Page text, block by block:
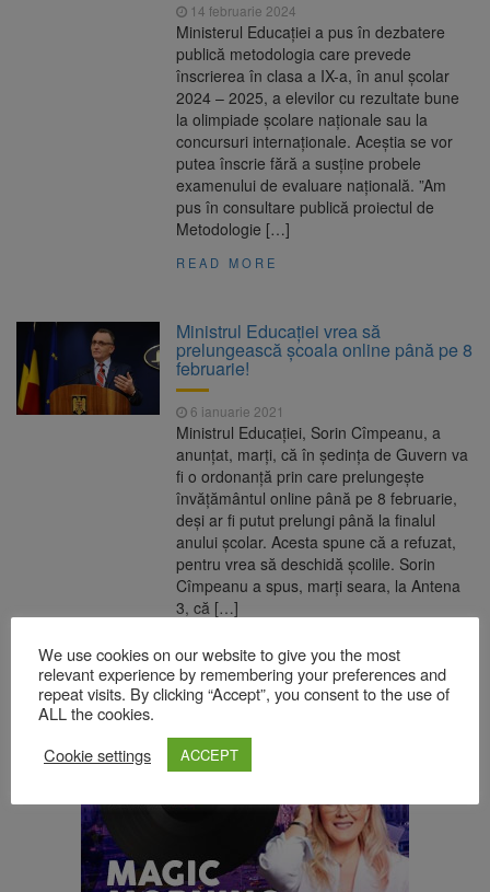
14 februarie 2024
Ministerul Educaţiei a pus în dezbatere
publică metodologia care prevede
înscrierea în clasa a IX-a, în anul şcolar
2024 – 2025, a elevilor cu rezultate bune
la olimpiade şcolare naţionale sau la
concursuri internaţionale. Aceştia se vor
putea înscrie fără a susţine probele
examenului de evaluare naţională. ”Am
pus în consultare publică proiectul de
Metodologie […]
READ MORE
Ministrul Educației vrea să
prelungească școala online până pe 8
februarie!
6 ianuarie 2021
Ministrul Educației, Sorin Cîmpeanu, a
anunțat, marți, că în ședința de Guvern va
fi o ordonanță prin care prelungește
învățământul online până pe 8 februarie,
deși ar fi putut prelungi până la finalul
anului școlar. Acesta spune că a refuzat,
pentru vrea să deschidă școlile. Sorin
Cîmpeanu a spus, marți seara, la Antena
3, că […]
We use cookies on our website to give you the most
relevant experience by remembering your preferences and
repeat visits. By clicking “Accept”, you consent to the use of
ALL the cookies.
Cookie settings
ACCEPT